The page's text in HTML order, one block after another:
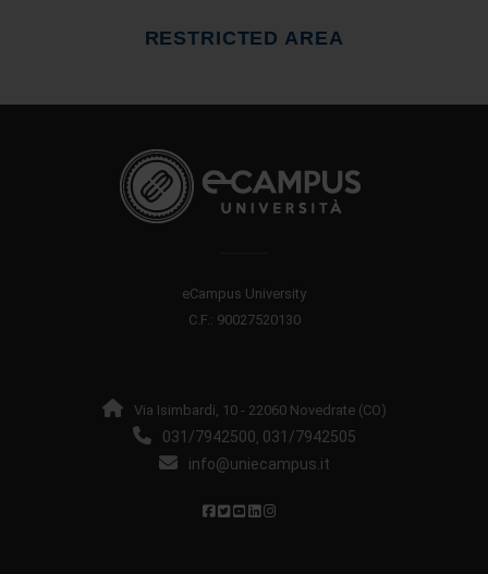
RESTRICTED AREA
eCampus University
C.F.: 90027520130
Via Isimbardi, 10 - 22060 Novedrate (CO)
031/7942500, 031/7942505
info@uniecampus.it